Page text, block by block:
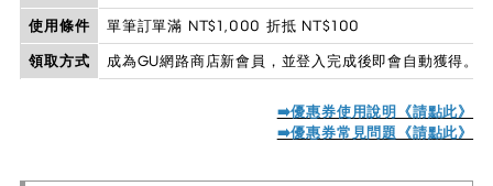
使用條件
單筆訂單滿 NT$1,000 折抵 NT$100
領取方式
成為GU網路商店新會員，並登入完成後即會自動獲得。
➡️優惠券使用說明《請點此》
➡️優惠券常見問題《請點此》